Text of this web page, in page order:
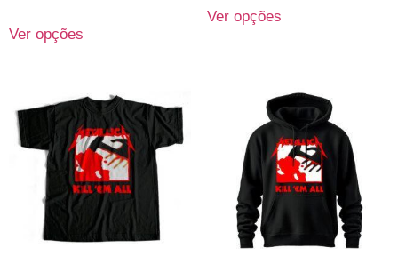
Ver opções
Ver opções